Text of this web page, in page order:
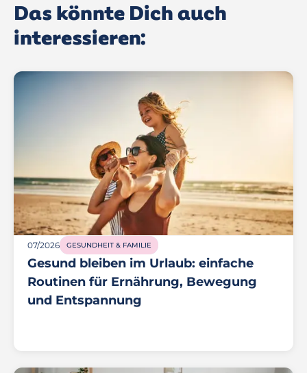
Das könnte Dich auch
interessieren:
07/2026 GESUNDHEIT & FAMILIE
Gesund bleiben im Urlaub: einfache
Routinen für Ernährung, Bewegung
und Entspannung